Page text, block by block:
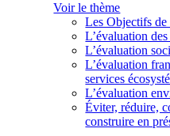
Voir le thème
Les Objectifs
L’évaluation
L’évaluation
L’évaluation
services
L’évaluation
Éviter, réduire,
construire en